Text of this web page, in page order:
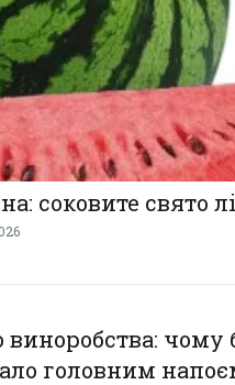
соковите свято
чому
головним